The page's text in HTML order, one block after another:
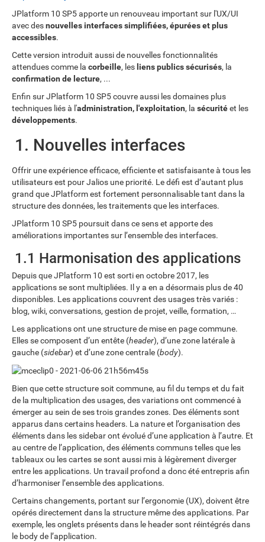
JPlatform 10 SP5 apporte un renouveau important sur l'UX/UI
avec desnouvelles interfaces simplifiées, épurées et plus
accessibles.
Cette version introduit aussi de nouvelles fonctionnalités
attendues comme la corbeille, les liens publics sécurisés, la
confirmation de lecture, ...
Enfin sur JPlatform 10 SP5 couvre aussi les domaines plus
techniques liés à l'administration, l'exploitation, la sécuritéet les
développements.
1. Nouvelles interfaces
Offrir une expérience efficace, efficiente et satisfaisante à tous les
utilisateurs est pour Jalios une priorité. Le défi est d’autant plus
grand que JPlatform est fortement personnalisable tant dans la
structure des données, les traitements que les interfaces.
JPlatform 10 SP5 poursuit dans ce sens et apporte des
améliorations importantes sur l’ensemble des interfaces.
1.1 Harmonisation des applications
Depuis que JPlatform 10 est sorti en octobre 2017, les
applications se sont multipliées. Il y a en a désormais plus de 40
disponibles. Les applications couvrent des usages très variés :
blog, wiki, conversations, gestion de projet, veille, formation, …
Les applications ont une structure de mise en page commune.
Elles se composent d’un entête (header), d’une zone latérale à
gauche (sidebar) et d’une zone centrale (body).
Bien que cette structure soit commune, au fil du temps et du fait
de la multiplication des usages, des variations ont commencé à
émerger au sein de ses trois grandes zones. Des éléments sont
apparus dans certains headers. La nature et l’organisation des
éléments dans les sidebar ont évolué d’une application à l’autre. Et
au centre de l’application, des éléments communs telles que les
tableaux ou les cartes se sont aussi mis à légèrement diverger
entre les applications. Un travail profond a donc été entrepris afin
d’harmoniser l’ensemble des applications.
Certains changements, portant sur l’ergonomie (UX), doivent être
opérés directement dans la structure même des applications. Par
exemple, les onglets présents dans le header sont réintégrés dans
le body de l’application.